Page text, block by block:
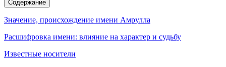
Содержание
Значение, происхождение имени Амрулла
Расшифровка имени: влияние на характер и судьбу
Известные носители